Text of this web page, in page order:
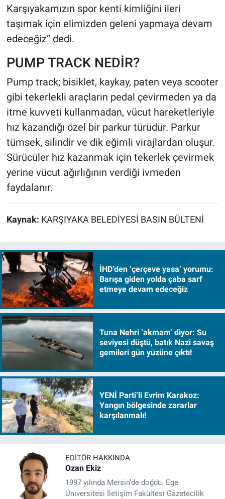
Karşıyakamızın spor kenti kimliğini ileri
taşımak için elimizden geleni yapmaya devam
edeceğiz” dedi.
PUMP TRACK NEDİR?
Pump track; bisiklet, kaykay, paten veya scooter
gibi tekerlekli araçların pedal çevirmeden ya da
itme kuvveti kullanmadan, vücut hareketleriyle
hız kazandığı özel bir parkur türüdür. Parkur
tümsek, silindir ve dik eğimli virajlardan oluşur.
Sürücüler hız kazanmak için tekerlek çevirmek
yerine vücut ağırlığının verdiği ivmeden
faydalanır.
Kaynak: KARŞIYAKA BELEDİYESİ BASIN BÜLTENİ
İHD’den ‘çerçeve yasa’ yorumu:
Barışa giden yolda çaba sarf
etmeye devam edeceğiz
Tuna Nehri ‘akmam’ diyor: Su
seviyesi düştü, batık Nazi savaş
gemileri gün yüzüne çıktı!
YENİ Parti’li Evrim Karakoz:
Yangın bölgesinde zararlar
karşılanmalı!
EDITÖR HAKKINDA
Ozan Ekiz
1997 yılında Mersin’de doğdu. Ege
Üniversitesi İletişim Fakültesi Gazetecilik